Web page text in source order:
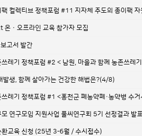
팩 컬렉티브 정책포럼 #11 지자체 주도의 종이팩
ㆍ오프라인 교육 참가자 모집
고서 발간
쓰레기 정책포럼 #2 < 남원, 마을과 함께 농촌쓰레
발생, 함께 살아가는 건강한 해법은?(4/8)
쓰레기 정책포럼 #1 <홍천군 폐농약폐·농약병 수
연구모임 지원사업 풀씨연구회 5기 선정결과 발
환교육 신청 (25년 3-6월 / 수시접수)